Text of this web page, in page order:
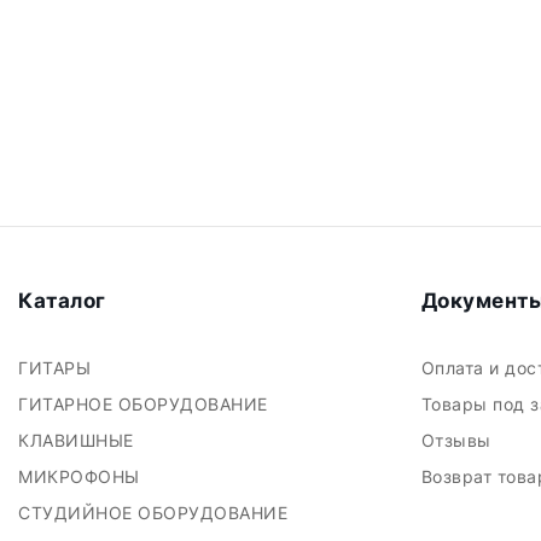
Каталог
ГИТАРЫ
ГИТАРНОЕ ОБОРУДОВАНИЕ
КЛАВИШНЫЕ
МИКРОФОНЫ
СТУДИЙНОЕ ОБОРУДОВАНИЕ
Оплата и
Товары под
Отзывы
Возврат